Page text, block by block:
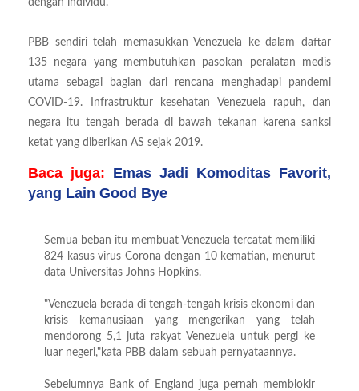
PBB sendiri telah memasukkan Venezuela ke dalam daftar
135 negara yang membutuhkan pasokan peralatan medis
utama sebagai bagian dari rencana menghadapi pandemi
COVID-19. Infrastruktur kesehatan Venezuela rapuh, dan
negara itu tengah berada di bawah tekanan karena sanksi
ketat yang diberikan AS sejak 2019.
Baca juga: Emas Jadi Komoditas Favorit,
yang Lain Good Bye
Semua beban itu membuat Venezuela tercatat memiliki
824 kasus virus Corona dengan 10 kematian, menurut
data Universitas Johns Hopkins.
"Venezuela berada di tengah-tengah krisis ekonomi dan
krisis kemanusiaan yang mengerikan yang telah
mendorong 5,1 juta rakyat Venezuela untuk pergi ke
luar negeri,"kata PBB dalam sebuah pernyataannya.
Sebelumnya Bank of England juga pernah memblokir